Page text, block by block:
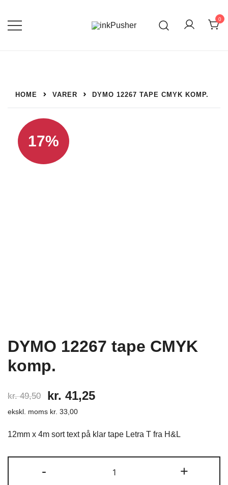
indhold
0
HOME VARER DYMO 12267 TAPE CMYK KOMP.
17%
DYMO 12267 tape CMYK
komp.
kr.49,50
Den
oprindelige
pris
var:
kr. 41,25Den
pris
er:
kr. 41,25.
ekskl. moms kr. 33,00
12mm x 4m sort text på klar tape Letra T fra H&L
-
12267
+